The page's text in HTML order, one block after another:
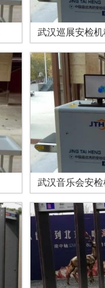
武汉巡展安检
武汉音乐会安